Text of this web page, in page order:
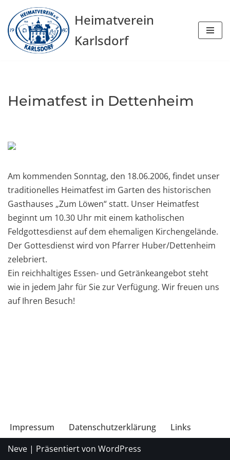
Zum
Inhalt
springen
Heimatverein
Karlsdorf
Heimatfest in Dettenheim
Am kommenden Sonntag, den 18.06.2006, findet unser
traditionelles Heimatfest im Garten des historischen
Gasthauses „Zum Löwen“ statt. Unser Heimatfest
beginnt um 10.30 Uhr mit einem katholischen
Feldgottesdienst auf dem ehemaligen Kirchengelände.
Der Gottesdienst wird von Pfarrer Huber/Dettenheim
zelebriert.
Ein reichhaltiges Essen- und Getränkeangebot steht
wie in jedem Jahr für Sie zur Verfügung. Wir freuen uns
auf Ihren Besuch!
Impressum Datenschutzerklärung
Links
Neve | Präsentiert von WordPress